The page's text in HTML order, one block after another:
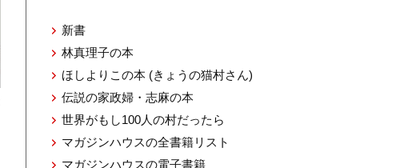
新書
林真理子の本
ほしよりこの本 (きょうの猫村さん)
伝説の家政婦・志麻の本
世界がもし100人の村だったら
マガジンハウスの全書籍リスト
マガジンハウスの電子書籍